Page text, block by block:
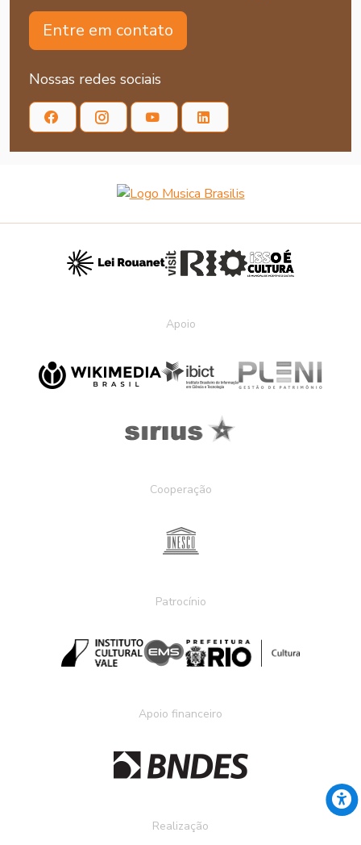
Entre em contato
Nossas redes sociais
Apoio
Cooperação
Patrocínio
Apoio financeiro
Realização